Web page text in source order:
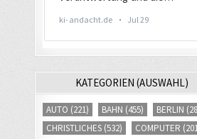
KATEGORIEN (AUSWAHL)
AUTO (221) BAHN (455) BERLIN
CHRISTLICHES (532) COMPUTER